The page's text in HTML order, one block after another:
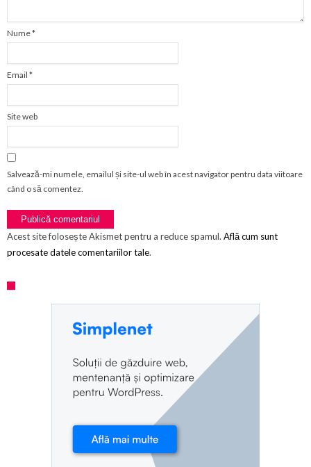
Nume*
Email *
Site web
Salvează-mi numele, emailul și site-ul web în acest navigator pentru data viitoare
când o să comentez.
Acest site folosește Akismet pentru a reduce spamul. Află cum sunt
procesate datele comentariilor tale.